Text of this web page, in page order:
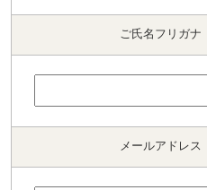
ご氏名フリガナ
メールアドレス